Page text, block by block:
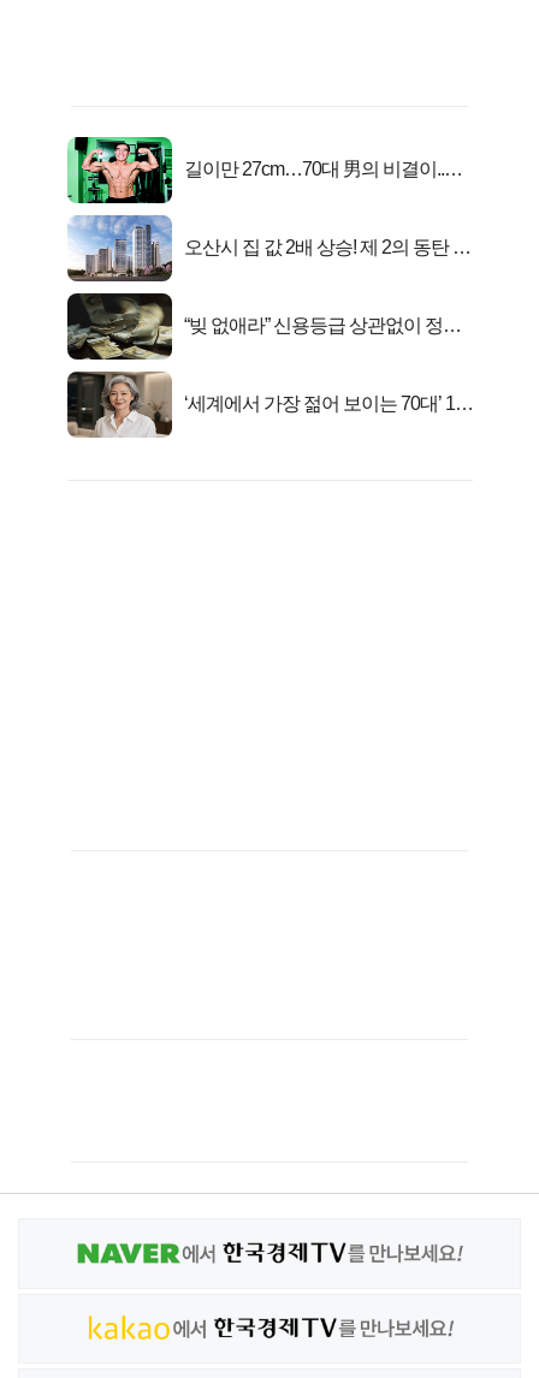
길이만 27cm…70대 男의 비결이..충
오산시 집 값 2배 상승! 제 2의 동탄 신
“빚 없애라” 신용등급 상관없이 정부
‘세계에서 가장 젊어 보이는 70대’ 1위